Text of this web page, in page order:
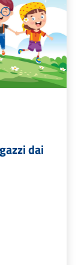
dai